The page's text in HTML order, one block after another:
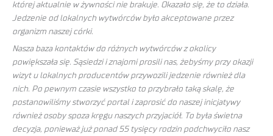
której aktualnie w żywności nie brakuje. Okazało się, że to działa.
Jedzenie od lokalnych wytwórców było akceptowane przez
organizm naszej córki.
Nasza baza kontaktów do różnych wytwórców z okolicy
powiększała się. Sąsiedzi i znajomi prosili nas, żebyśmy przy okazji
wizyt u lokalnych producentów przywozili jedzenie również dla
nich. Po pewnym czasie wszystko to przybrało taką skalę, że
postanowiliśmy stworzyć portal i zaprosić do naszej inicjatywy
również osoby spoza kręgu naszych przyjaciół. To była świetna
decyzja, ponieważ już ponad 55 tysięcy rodzin podchwyciło nasz